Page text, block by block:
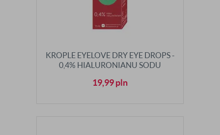
KROPLE EYELOVE DRY EYE DROPS -
0,4% HIALURONIANU SODU
19,99pln